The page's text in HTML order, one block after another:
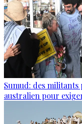
Sumud: des militants
australien pour